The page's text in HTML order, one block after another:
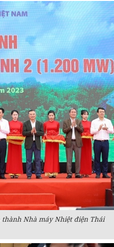
Nhà máy Nhiệt điện Thái